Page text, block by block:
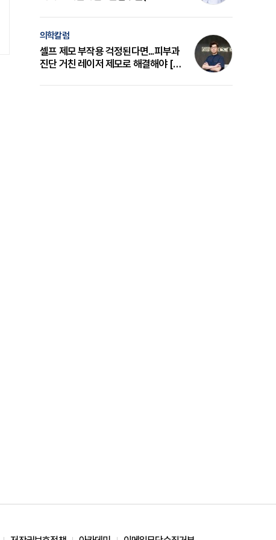
의학칼럼
셀프 제모 부작용 걱정된다면...피부과
진단 거친 레이저 제모로 해결해야 [변